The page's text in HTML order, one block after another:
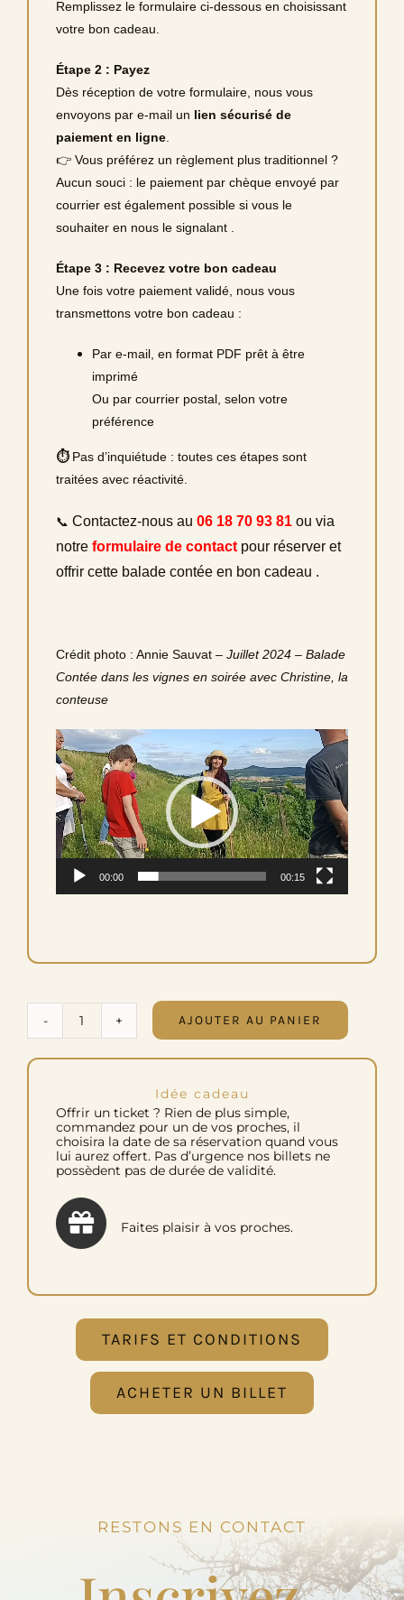
Remplissez le formulaire ci-dessous en choisissant
votre bon cadeau.
Étape 2 : Payez
Dès réception de votre formulaire, nous vous
envoyons par e‑mail un lien sécurisé de
paiement en ligne.
👉 Vous préférez un règlement plus traditionnel ?
Aucun souci : le paiement par chèque envoyé par
courrier est également possible si vous le
souhaiter en nous le signalant .
Étape 3 : Recevez votre bon cadeau
Une fois votre paiement validé, nous vous
transmettons votre bon cadeau :
Par e‑mail, en format PDF prêt à être
imprimé
Ou par courrier postal, selon votre
préférence
⏱ Pas d’inquiétude : toutes ces étapes sont
traitées avec réactivité.
📞 Contactez-nous au 06 18 70 93 81 ou via
notre formulaire de contact pour réserver et
offrir cette balade contée en bon cadeau .
Crédit photo : Annie Sauvat – Juillet 2024 – Balade
Contée dans les vignes en soirée avec Christine, la
conteuse
Lecteur
vidéo
00:00 00:15
quantité
balade
entre
Histoire,
et
Vignes
AJOUTER AU PANIER
Idée cadeau
Offrir un ticket ? Rien de plus simple,
commandez pour un de vos proches, il
choisira la date de sa réservation quand vous
lui aurez offert. Pas d’urgence nos billets ne
possèdent pas de durée de validité.
Faites plaisir à vos proches.
TARIFS ET CONDITIONS
ACHETER UN BILLET
RESTONS EN CONTACT